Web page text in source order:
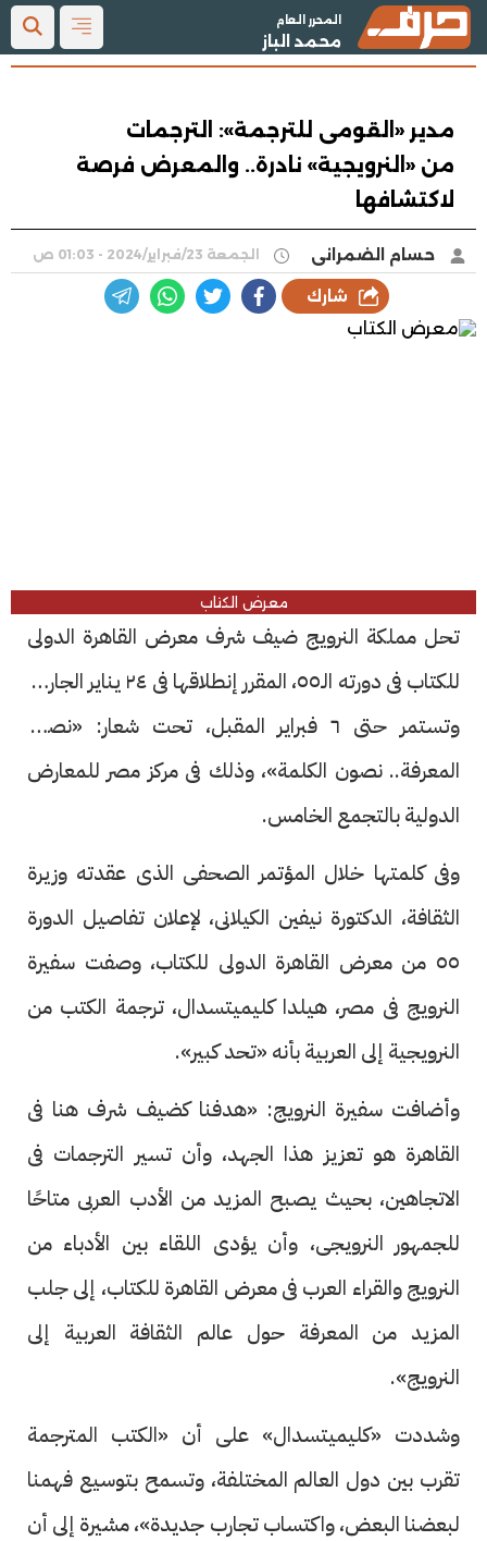
المحرر العام
محمد الباز
مدير «القومى للترجمة»: الترجمات
من «النرويجية» نادرة.. والمعرض فرصة
لاكتشافها
حسام الضمرانى الجمعة 23/فبراير/2024 - 01:03 ص
شارك
معرض الكتاب
تحل مملكة النرويج ضيف شرف معرض القاهرة الدولى
للكتاب فى دورته الـ٥٥، المقرر إنطلاقها فى ٢٤ يناير الجارى،
وتستمر حتى ٦ فبراير المقبل، تحت شعار: «نصنع
المعرفة.. نصون الكلمة»، وذلك فى مركز مصر للمعارض
الدولية بالتجمع الخامس.
وفى كلمتها خلال المؤتمر الصحفى الذى عقدته وزيرة
الثقافة، الدكتورة نيفين الكيلانى، لإعلان تفاصيل الدورة
٥٥ من معرض القاهرة الدولى للكتاب، وصفت سفيرة
النرويج فى مصر، هيلدا كليميتسدال، ترجمة الكتب من
النرويجية إلى العربية بأنه «تحد كبير».
وأضافت سفيرة النرويج: «هدفنا كضيف شرف هنا فى
القاهرة هو تعزيز هذا الجهد، وأن تسير الترجمات فى
الاتجاهين، بحيث يصبح المزيد من الأدب العربى متاحًا
للجمهور النرويجى، وأن يؤدى اللقاء بين الأدباء من
النرويج والقراء العرب فى معرض القاهرة للكتاب، إلى جلب
المزيد من المعرفة حول عالم الثقافة العربية إلى
النرويج».
وشددت «كليميتسدال» على أن «الكتب المترجمة
تقرب بين دول العالم المختلفة، وتسمح بتوسيع فهمنا
لبعضنا البعض، واكتساب تجارب جديدة»، مشيرة إلى أن